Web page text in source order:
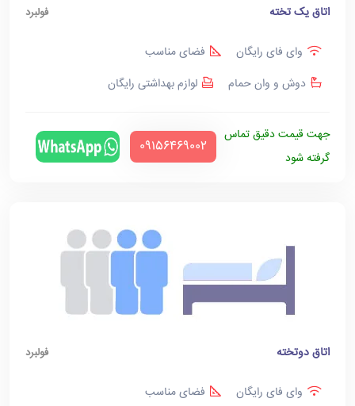
اتاق یک تخته فولبرد
وای فای رایگان
فضای مناسب
دوش و وان حمام
لوازم بهداشتی رایگان
جهت قیمت دقیق تماس
گرفته شود
‪09156469002‬
اتاق دوتخته فولبرد
وای فای رایگان
فضای مناسب